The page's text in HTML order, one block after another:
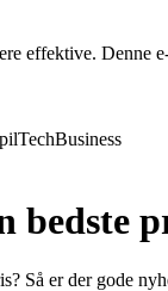
effektive.
TechBusiness
bedste
Så er der gode